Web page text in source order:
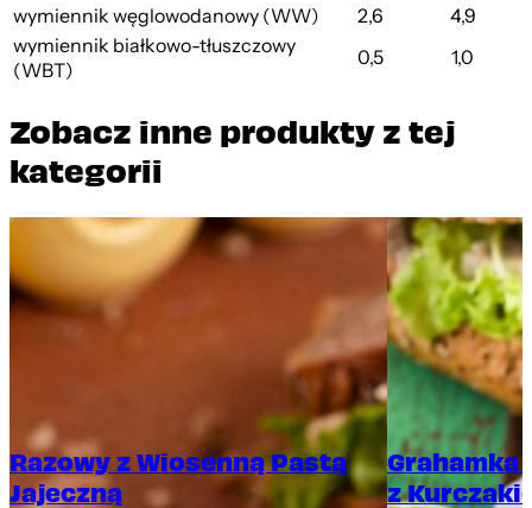
wymiennik węglowodanowy (WW)
2,6
4,9
wymiennik białkowo-tłuszczowy
(WBT)
0,5 1,0
Zobacz inne produkty z tej
kategorii
Razowy z Wiosenną Pastą
Jajeczną
Grahamka
z